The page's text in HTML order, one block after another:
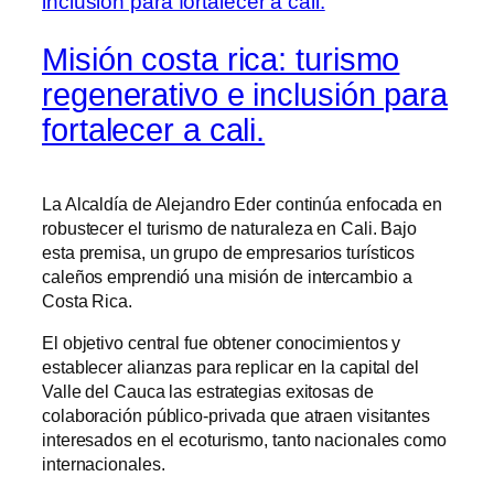
Misión costa rica: turismo
regenerativo e inclusión para
fortalecer a cali.
La Alcaldía de Alejandro Eder continúa enfocada en
robustecer el turismo de naturaleza en Cali. Bajo
esta premisa, un grupo de empresarios turísticos
caleños emprendió una misión de intercambio a
Costa Rica.
El objetivo central fue obtener conocimientos y
establecer alianzas para replicar en la capital del
Valle del Cauca las estrategias exitosas de
colaboración público-privada que atraen visitantes
interesados en el ecoturismo, tanto nacionales como
internacionales.